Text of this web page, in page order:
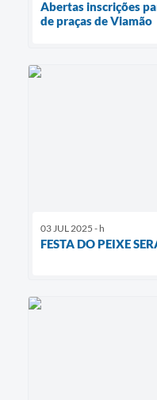
Abertas inscrições
de praças de Viamão
03 JUL 2025 - h
FESTA DO PEIXE